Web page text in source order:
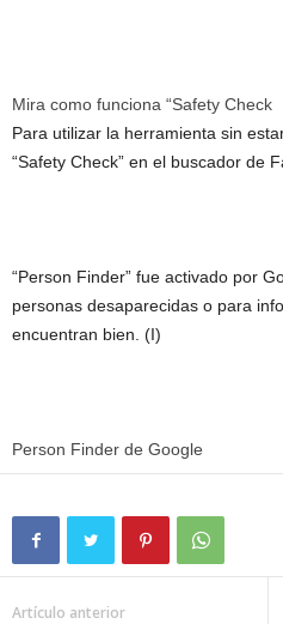
Mira como funciona “Safety Check
Para utilizar la herramienta sin
“Safety Check” en el buscador de
“Person Finder” fue activado por
personas desaparecidas o para
encuentran bien. (I)
Person Finder de Google
Artículo anterior